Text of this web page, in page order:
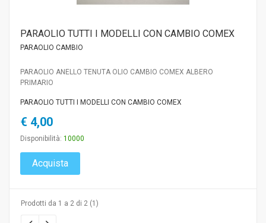
PARAOLIO TUTTI I MODELLI CON CAMBIO COMEX
PARAOLIO CAMBIO
PARAOLIO ANELLO TENUTA OLIO CAMBIO COMEX ALBERO
PRIMARIO
PARAOLIO TUTTI I MODELLI CON CAMBIO COMEX
€ 4,00
Disponibilità: 10000
Acquista
Prodotti da 1 a 2 di 2 (1)